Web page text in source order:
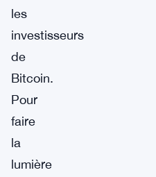
les
investisseurs
de
Bitcoin.
Pour
faire
la
lumière